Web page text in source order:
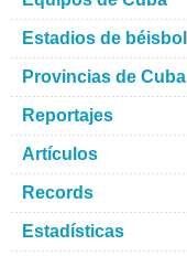
Estadios de béisbol
Provincias de Cuba
Reportajes
Artículos
Records
Estadísticas